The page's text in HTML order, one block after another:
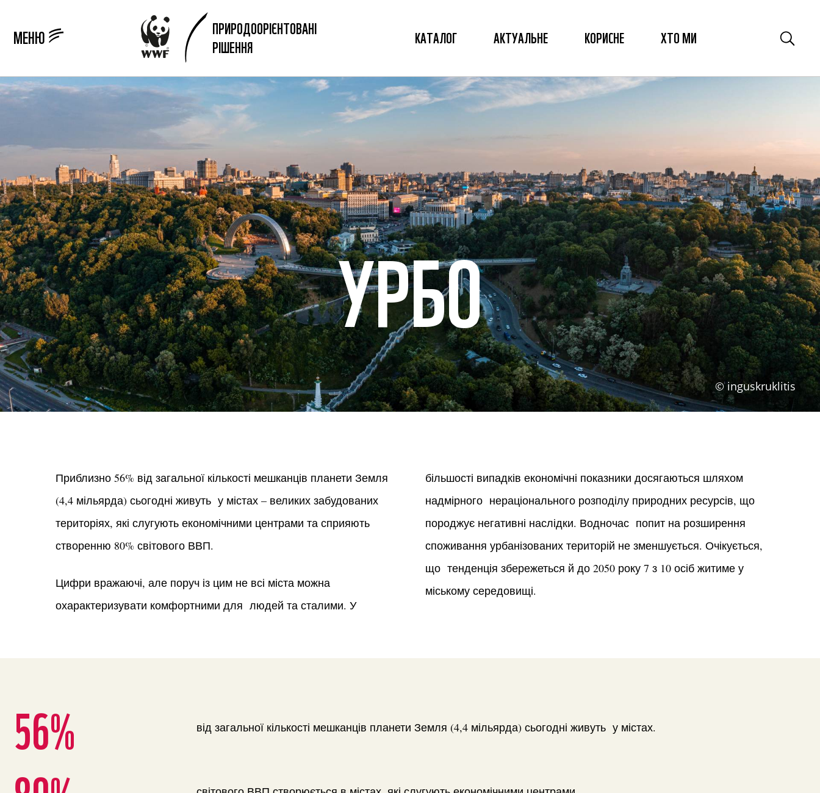
МЕНЮ
ПРИРОДООРІЄНТОВАНІ
РІШЕННЯ
КАТАЛОГ АКТУАЛЬНЕ КОРИСНЕ ХТО МИ
УРБО
© inguskruklitis
Приблизно 56% від загальної кількості мешканців планети Земля
(4,4 мільярда) сьогодні живуть у містах – великих забудованих
територіях, які слугують економічними центрами та сприяють
створенню 80% світового ВВП.
Цифри вражаючі, але поруч із цим не всі міста можна
охарактеризувати комфортними для людей та сталими. У
більшості випадків економічні показники досягаються шляхом
надмірного нераціонального розподілу природних ресурсів, що
породжує негативні наслідки. Водночас попит на розширення
споживання урбанізованих територій не зменшується. Очікується,
що тенденція збережеться й до 2050 року 7 з 10 осіб житиме у
міському середовищі.
56% від загальної кількості мешканців планети Земля (4,4 мільярда) сьогодні живуть у містах.